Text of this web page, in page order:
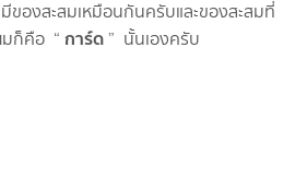
ของสะสมเหมือนกันครับและของสะสมที่
ก็คือ “ การ์ด ” นั้นเองครับ